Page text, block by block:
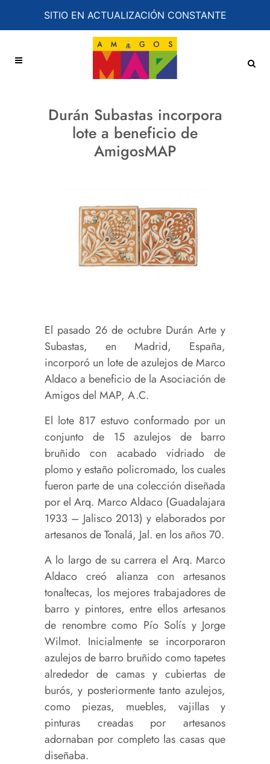
SITIO EN ACTUALIZACIÓN CONSTANTE
Durán Subastas incorpora
lote a beneficio de
AmigosMAP
El pasado 26 de octubre Durán Arte y
Subastas, en Madrid, España,
incorporó un lote de azulejos de Marco
Aldaco a beneficio de la Asociación de
Amigos del MAP, A.C.
El lote 817 estuvo conformado por un
conjunto de 15 azulejos de barro
bruñido con acabado vidriado de
plomo y estaño policromado, los cuales
fueron parte de una colección diseñada
por el Arq. Marco Aldaco (Guadalajara
1933 – Jalisco 2013) y elaborados por
artesanos de Tonalá, Jal. en los años 70.
A lo largo de su carrera el Arq. Marco
Aldaco creó alianza con artesanos
tonaltecas, los mejores trabajadores de
barro y pintores, entre ellos artesanos
de renombre como Pío Solís y Jorge
Wilmot. Inicialmente se incorporaron
azulejos de barro bruñido como tapetes
alrededor de camas y cubiertas de
burós, y posteriormente tanto azulejos,
como piezas, muebles, vajillas y
pinturas creadas por artesanos
adornaban por completo las casas que
diseñaba.